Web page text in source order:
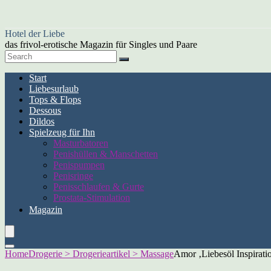
Hotel der Liebe
das frivol-erotische Magazin für Singles und Paare
Start
Liebesurlaub
Tops & Flops
Dessous
Dildos
Spielzeug für Ihn
Masturbatoren
Penishüllen & Manschetten
Penispumpen
Penisringe
Penisschlaufen & Gurte
Prostata-Stimulation
Magazin
HomeDrogerie > Drogerieartikel > MassageAmor ‚Liebesöl